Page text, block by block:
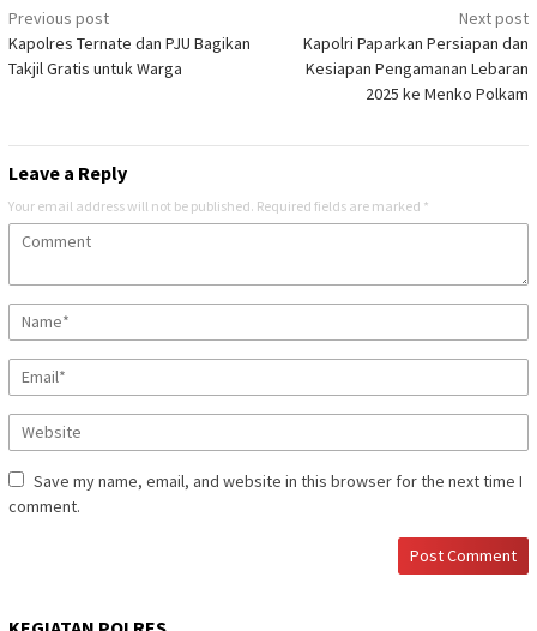
Post
navigation
Previous post
Kapolres Ternate dan PJU Bagikan
Takjil Gratis untuk Warga
Next post
Kapolri Paparkan Persiapan dan
Kesiapan Pengamanan Lebaran
2025 ke Menko Polkam
Leave a Reply
Your email address will not be published. Required fields are marked *
Save my name, email, and website in this browser for the next time I
comment.